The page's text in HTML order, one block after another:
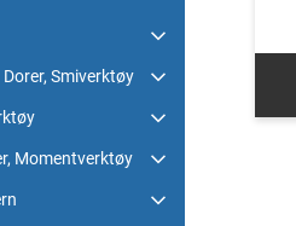
Smiverktøy
Momentverktøy